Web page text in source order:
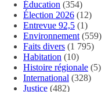
Éducation (354)
Élection 2026 (12)
Entrevue 92,5 (1)
Environnement (559)
Faits divers (1 795)
Habitation (10)
Histoire régionale (5)
International (328)
Justice (482)